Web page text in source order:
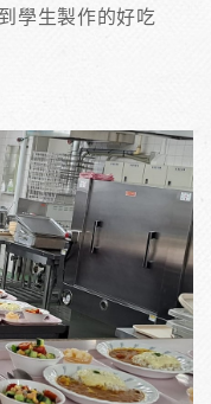
學生製作的好吃